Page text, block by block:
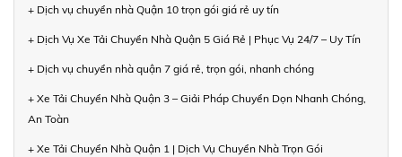
+ Dịch vụ chuyển nhà Quận 10 trọn gói giá rẻ uy tín
+ Dịch Vụ Xe Tải Chuyển Nhà Quận 5 Giá Rẻ | Phục Vụ 24/7 – Uy Tín
+ Dịch vụ chuyển nhà quận 7 giá rẻ, trọn gói, nhanh chóng
+ Xe Tải Chuyển Nhà Quận 3 – Giải Pháp Chuyển Dọn Nhanh Chóng,
An Toàn
+ Xe Tải Chuyển Nhà Quận 1 | Dịch Vụ Chuyển Nhà Trọn Gói